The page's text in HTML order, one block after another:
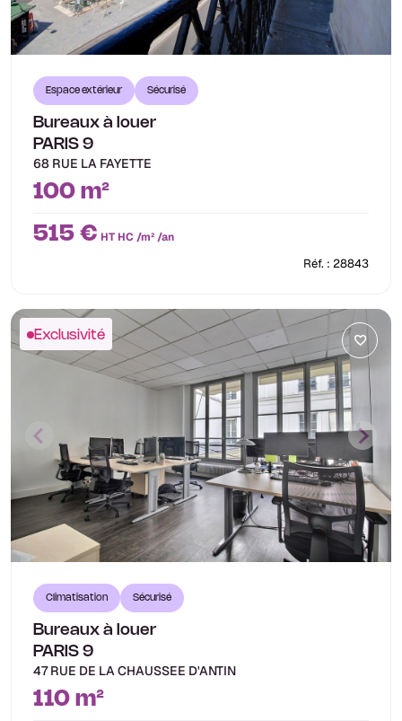
Espace extérieur Sécurisé
Bureaux à louer
PARIS 9
68 RUE LA FAYETTE
100 m²
515 € HT HC /m² /an
Réf. : 28843
Exclusivité
Climatisation Sécurisé
Bureaux à louer
PARIS 9
47 RUE DE LA CHAUSSEE D'ANTIN
110 m²